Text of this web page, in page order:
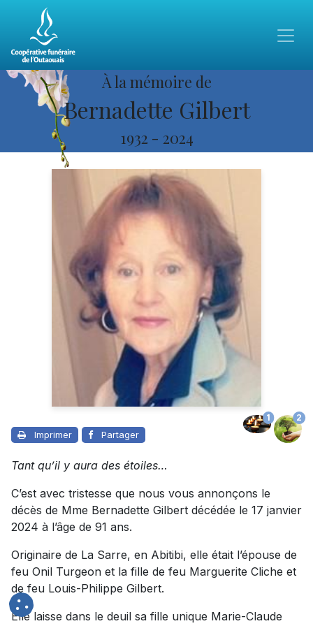
À la mémoire de
Bernadette Gilbert
1932 - 2024
Imprimer Partager
1 2
Tant qu’il y aura des étoiles…
C’est avec tristesse que nous vous annonçons le
décès de Mme Bernadette Gilbert décédée le 17 janvier
2024 à l’âge de 91 ans.
Originaire de La Sarre, en Abitibi, elle était l’épouse de
feu Onil Turgeon et la fille de feu Marguerite Cliche et
de feu Louis-Philippe Gilbert.
Elle laisse dans le deuil sa fille unique Marie-Claude